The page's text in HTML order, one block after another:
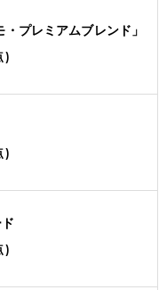
プレミアムブレンド」
)
)
)